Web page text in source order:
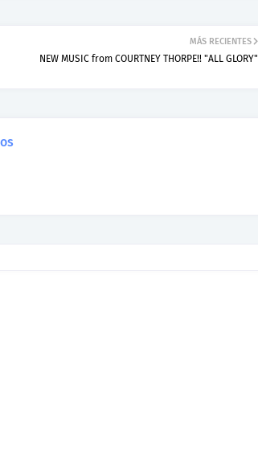
MÁS RECIENTES
NEW MUSIC from COURTNEY THORPE!! "ALL GLORY"